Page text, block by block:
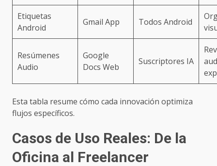
Etiquetas
Android
Gmail App Todos Android
Resúmenes
Audio
Google
Docs Web
Suscriptores IA
Esta tabla resume cómo cada innovación optimiza
flujos específicos.
Casos de Uso Reales: De la
Oficina al Freelancer